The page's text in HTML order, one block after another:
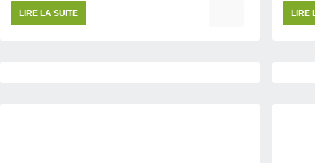
LIRE LA SUITE LIRE